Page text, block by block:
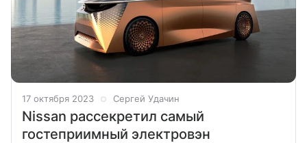
17 октября 2023 Сергей Удачин
Nissan рассекретил самый
гостеприимный электровэн